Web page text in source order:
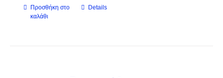
Προσθήκη στο
καλάθι
Details